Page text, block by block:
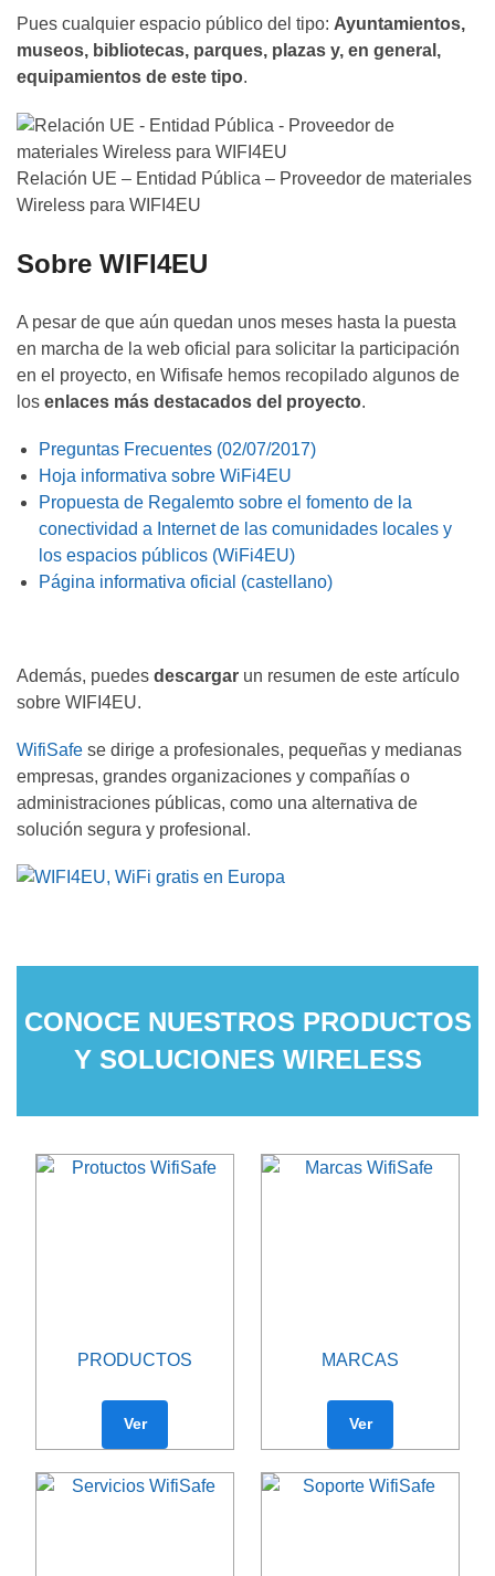
Pues cualquier espacio público del tipo: Ayuntamientos,
museos, bibliotecas, parques, plazas y, en general,
equipamientos de este tipo.
Relación UE – Entidad Pública – Proveedor de materiales
Wireless para WIFI4EU
Sobre WIFI4EU
A pesar de que aún quedan unos meses hasta la puesta
en marcha de la web oficial para solicitar la participación
en el proyecto, en Wifisafe hemos recopilado algunos de
los enlaces más destacados del proyecto.
Preguntas Frecuentes (02/07/2017)
Hoja informativa sobre WiFi4EU
Propuesta de Regalemto sobre el fomento de la
conectividad a Internet de las comunidades locales y
los espacios públicos (WiFi4EU)
Página informativa oficial (castellano)
Además, puedes descargar un resumen de este artículo
sobre WIFI4EU.
WifiSafe se dirige a profesionales, pequeñas y medianas
empresas, grandes organizaciones y compañías o
administraciones públicas, como una alternativa de
solución segura y profesional.
CONOCE NUESTROS PRODUCTOS
Y SOLUCIONES WIRELESS
PRODUCTOS
Ver
MARCAS
Ver